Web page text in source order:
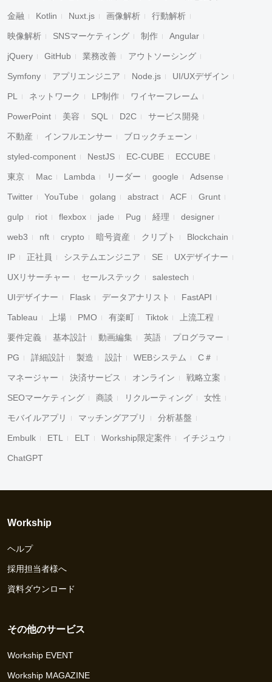
金融 Kotlin Nuxt.js 画像解析 行動解析
映像解析 SNSマーケティング 制作 Angular
jQuery GitHub 業務改善 アウトソーシング
Symfony アプリエンジニア Node.js UI/UXデザイン
PL ネットワーク LP制作 ワイヤーフレーム
PowerPoint 美容 SQL D2C サービス開発
不動産 インフルエンサー ブロックチェーン
styled-component NestJS EC-CUBE ECCUBE
東京 Mac Lambda リーダー google Adsense
Twitter YouTube golang abstract ACF Grunt
gulp riot flexbox jade Pug 経理 designer
web3 nft crypto 暗号資産 クリプト Blockchain
IP 正社員 システムエンジニア SE UXデザイナー
UXリサーチャー セールステック salestech
UIデザイナー Flask データアナリスト FastAPI
Tableau 上場 PMO 有楽町 Tiktok 上流工程
要件定義 基本設計 動画編集 英語 プログラマー
PG 詳細設計 製造 設計 WEBシステム C＃
マネージャー 決済サービス オンライン 戦略立案
SEOマーケティング 商談 リクルーティング 女性
モバイルアプリ マッチングアプリ 分析基盤
Embulk ETL ELT Workship限定案件 イチジュウ
ChatGPT
Workship
ヘルプ
採用担当者様へ
資料ダウンロード
その他のサービス
Workship EVENT
Workship MAGAZINE